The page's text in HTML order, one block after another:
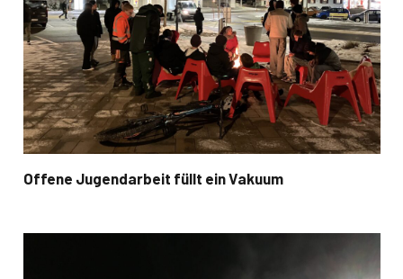
Offene Jugendarbeit füllt ein Vakuum